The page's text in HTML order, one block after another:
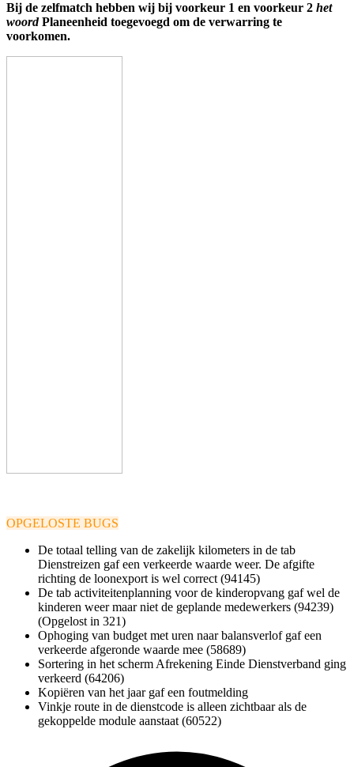
Bij de zelfmatch hebben wij bij voorkeur 1 en voorkeur 2 het
woordPlaneenheid toegevoegd om de verwarring te
voorkomen.
OPGELOSTE BUGS
De totaal telling van de zakelijk kilometers in de tab
Dienstreizen gaf een verkeerde waarde weer. De afgifte
richting de loonexport is wel correct (94145)
De tab activiteitenplanning voor de kinderopvang gaf wel de
kinderen weer maar niet de geplande medewerkers (94239)
(Opgelost in 321)
Ophoging van budget met uren naar balansverlof gaf een
verkeerde afgeronde waarde mee (58689)
Sortering in het scherm Afrekening Einde Dienstverband ging
verkeerd (64206)
Kopiëren van het jaar gaf een foutmelding
Vinkje route in de dienstcode is alleen zichtbaar als de
gekoppelde module aanstaat (60522)